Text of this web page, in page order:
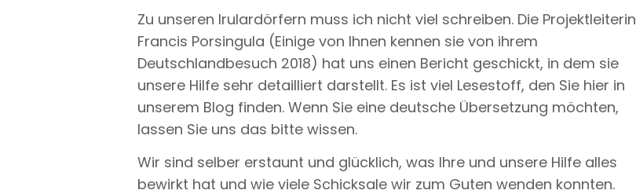
Zu unseren Irulardörfern muss ich nicht viel schreiben. Die Projektleiterin
Francis Porsingula (Einige von Ihnen kennen sie von ihrem
Deutschlandbesuch 2018) hat uns einen Bericht geschickt, in dem sie
unsere Hilfe sehr detailliert darstellt. Es ist viel Lesestoff, den Sie hier in
unserem Blog finden. Wenn Sie eine deutsche Übersetzung möchten,
lassen Sie uns das bitte wissen.
Wir sind selber erstaunt und glücklich, was Ihre und unsere Hilfe alles
bewirkt hat und wie viele Schicksale wir zum Guten wenden konnten.